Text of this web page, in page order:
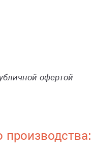
офертой